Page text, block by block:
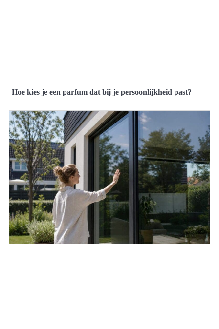
Hoe kies je een parfum dat bij je persoonlijkheid past?